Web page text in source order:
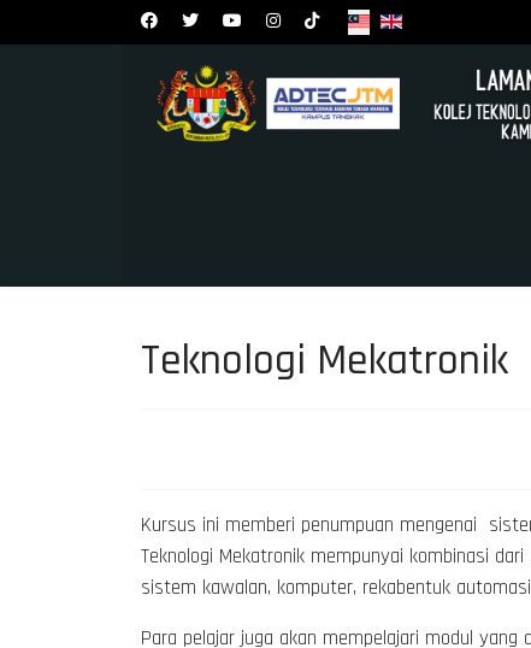
Teknologi Mekatronik
Kursus ini memberi penumpuan mengenai
Teknologi Mekatronik mempunyai kombinasi
sistem kawalan, komputer, rekabentuk
Para pelajar juga akan mempelajari modul